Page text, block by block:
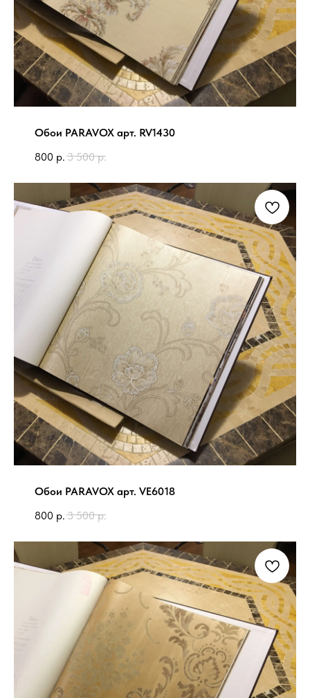
Обои PARAVOX арт. RV1430
800 р. 3 500 р.
Обои PARAVOX арт. VE6018
800 р. 3 500 р.